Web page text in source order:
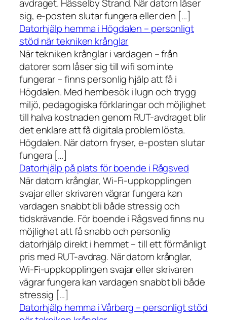
avdraget. Hässelby Strand. När datorn låser
sig, e-posten slutar fungera eller den […]
Datorhjälp hemma i Högdalen – personligt
stöd när tekniken krånglar
När tekniken krånglar i vardagen – från
datorer som låser sig till wifi som inte
fungerar – finns personlig hjälp att få i
Högdalen. Med hembesök i lugn och trygg
miljö, pedagogiska förklaringar och möjlighet
till halva kostnaden genom RUT-avdraget blir
det enklare att få digitala problem lösta.
Högdalen. När datorn fryser, e-posten slutar
fungera […]
Datorhjälp på plats för boende i Rågsved
När datorn krånglar, Wi-Fi-uppkopplingen
svajar eller skrivaren vägrar fungera kan
vardagen snabbt bli både stressig och
tidskrävande. För boende i Rågsved finns nu
möjlighet att få snabb och personlig
datorhjälp direkt i hemmet – till ett förmånligt
pris med RUT-avdrag. När datorn krånglar,
Wi-Fi-uppkopplingen svajar eller skrivaren
vägrar fungera kan vardagen snabbt bli både
stressig […]
Datorhjälp hemma i Vårberg – personligt stöd